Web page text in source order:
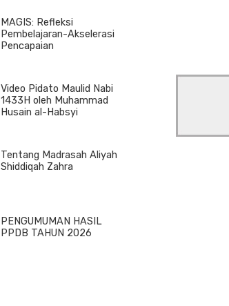
MAGIS: Refleksi
Pembelajaran-Akselerasi
Pencapaian
Video Pidato Maulid Nabi
1433H oleh Muhammad
Husain al-Habsyi
Tentang Madrasah Aliyah
Shiddiqah Zahra
PENGUMUMAN HASIL
PPDB TAHUN 2026